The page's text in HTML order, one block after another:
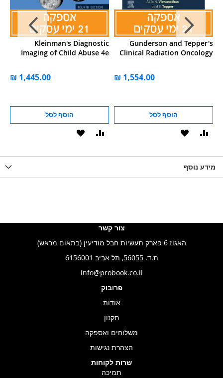
Kleinman's Diagnostic
Imaging of Child Abuse 4e
הוסף לסל
הוסף
Gunderson and Tepper's
Clinical Radiation Oncology
הוסף לסל
הוסף
מידע נוסף
צור קשר
האגוז 6 פארק תעשיות חבל מודיעין (בתאום מראש)
ת.ד. 56055, תל אביב 6156001
info@probook.co.il
פרובוק
אודות
תקנון
משלוחים ואספקה
הצהרת נגישות
שרות לקוחות
תמיכה